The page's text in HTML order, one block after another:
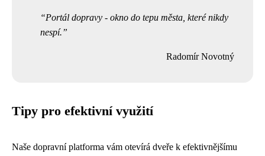
Portál dopravy - okno do tepu města, které nikdy
nespí.
Radomír Novotný
Tipy pro efektivní využití
Naše dopravní platforma vám otevírá dveře k efektivnějšímu